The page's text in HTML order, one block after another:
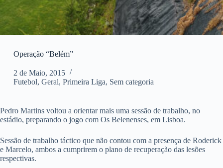
Operação “Belém”
2 de Maio, 2015
Futebol, Geral, Primeira Liga, Sem categoria
Pedro Martins voltou a orientar mais uma sessão de trabalho, no
estádio, preparando o jogo com Os Belenenses, em Lisboa.
Sessão de trabalho táctico que não contou com a presença de Roderick
e Marcelo, ambos a cumprirem o plano de recuperação das lesões
respectivas.